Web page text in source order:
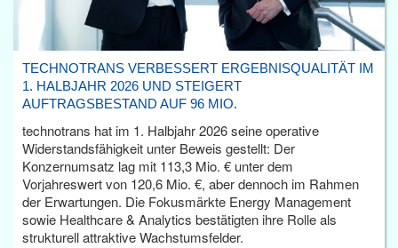
TECHNOTRANS VERBESSERT ERGEBNISQUALITÄT IM
1. HALBJAHR 2026 UND STEIGERT
AUFTRAGSBESTAND AUF 96 MIO.
technotrans hat im 1. Halbjahr 2026 seine operative
Widerstandsfähigkeit unter Beweis gestellt: Der
Konzernumsatz lag mit 113,3 Mio. € unter dem
Vorjahreswert von 120,6 Mio. €, aber dennoch im Rahmen
der Erwartungen. Die Fokusmärkte Energy Management
sowie Healthcare & Analytics bestätigten ihre Rolle als
strukturell attraktive Wachstumsfelder.